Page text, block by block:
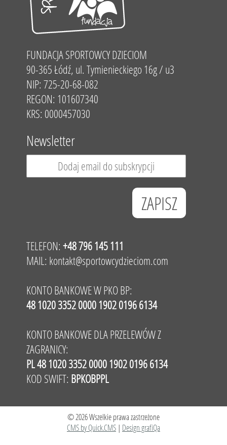
FUNDACJA SPORTOWCY DZIECIOM
90-365 Łódź, ul. Tymienieckiego 16g / u3
NIP: 725-20-68-082
REGON: 101607340
KRS: 0000457030
Newsletter
TELEFON: +48 796 145 111
MAIL: kontakt@sportowcydzieciom.com
KONTO BANKOWE W PKO BP:
48 1020 3352 0000 1902 0196 6134
KONTO BANKOWE DLA PRZELEWÓW Z
ZAGRANICY:
PL 48 1020 3352 0000 1902 0196 6134
KOD SWIFT: BPKOBPPL
© 2026 Wszelkie prawa zastrzeżone
CMS by Quick.CMS | Design grafiQa